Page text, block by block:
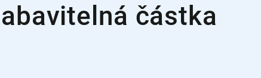
částka